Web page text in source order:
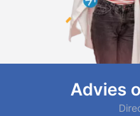
Advies